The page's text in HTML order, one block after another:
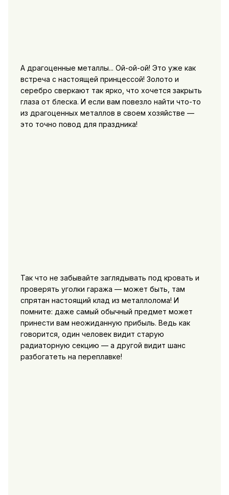
А драгоценные металлы... Ой-ой-ой! Это уже как
встреча с настоящей принцессой! Золото и
серебро сверкают так ярко, что хочется закрыть
глаза от блеска. И если вам повезло найти что-то
из драгоценных металлов в своем хозяйстве —
это точно повод для праздника!
Так что не забывайте заглядывать под кровать и
проверять уголки гаража — может быть, там
спрятан настоящий клад из металлолома! И
помните: даже самый обычный предмет может
принести вам неожиданную прибыль. Ведь как
говорится, один человек видит старую
радиаторную секцию — а другой видит шанс
разбогатеть на переплавке!